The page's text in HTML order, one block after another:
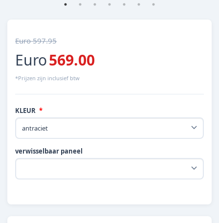
Euro 597.95
Euro569.00
*Prijzen zijn inclusief btw
KLEUR
verwisselbaar paneel